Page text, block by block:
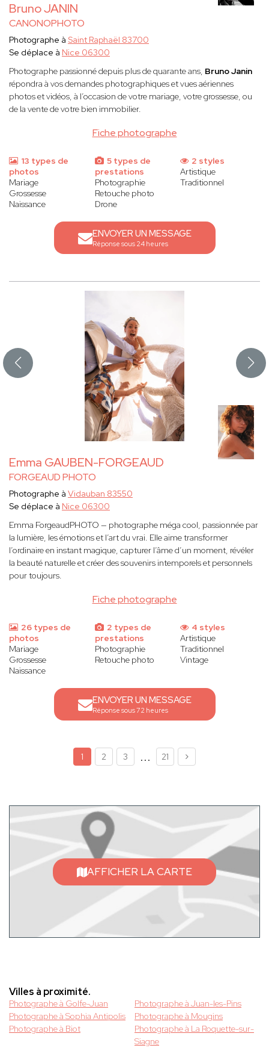
Bruno JANIN
CANONOPHOTO
Fiche photographe
Photographe à Saint Raphaël 83700
Se déplace à Nice 06300
Photographe passionné depuis plus de quarante ans, Bruno Janin
répondra à vos demandes photographiques et vues aériennes
photos et vidéos, à l’occasion de votre mariage, votre grossesse, ou
de la vente de votre bien immobilier.
13 types de
photos
Mariage
Grossesse
Naissance
5 types de
prestations
Photographie
Retouche photo
Drone
2 styles
Artistique
Traditionnel
ENVOYER UN MESSAGE
Réponse sous 24 heures
Emma GAUBEN-FORGEAUD
FORGEAUD PHOTO
Fiche photographe
Photographe à Vidauban 83550
Se déplace à Nice 06300
Emma ForgeaudPHOTO — photographe méga cool, passionnée par
la lumière, les émotions et l’art du vrai. Elle aime transformer
l’ordinaire en instant magique, capturer l’âme d’un moment, révéler
la beauté naturelle et créer des souvenirs intemporels et personnels
pour toujours.
26 types de
photos
Mariage
Grossesse
Naissance
2 types de
prestations
Photographie
Retouche photo
4 styles
Artistique
Traditionnel
Vintage
ENVOYER UN MESSAGE
Réponse sous 72 heures
1 2 3 ... 21
AFFICHER LA CARTE
Villes à proximité.
Photographe à Golfe-Juan
Photographe à Juan-les-Pins
Photographe à Sophia Antipolis
Photographe à Mougins
Photographe à Biot
Photographe à La Roquette-sur-
Siagne